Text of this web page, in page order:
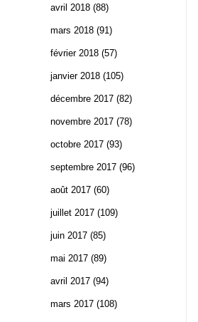
avril 2018 (88)
mars 2018 (91)
février 2018 (57)
janvier 2018 (105)
décembre 2017 (82)
novembre 2017 (78)
octobre 2017 (93)
septembre 2017 (96)
août 2017 (60)
juillet 2017 (109)
juin 2017 (85)
mai 2017 (89)
avril 2017 (94)
mars 2017 (108)